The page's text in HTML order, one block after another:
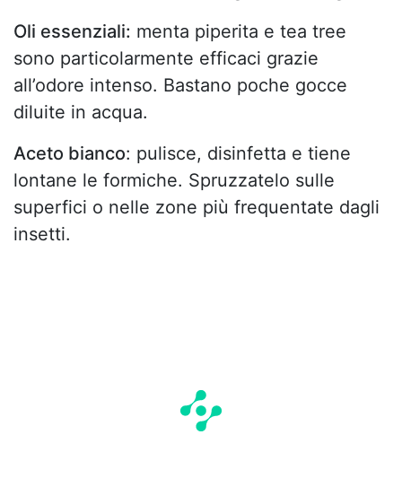
Oli essenziali: menta piperita e tea tree
sono particolarmente efficaci grazie
all’odore intenso. Bastano poche gocce
diluite in acqua.
Aceto bianco: pulisce, disinfetta e tiene
lontane le formiche. Spruzzatelo sulle
superfici o nelle zone più frequentate dagli
insetti.